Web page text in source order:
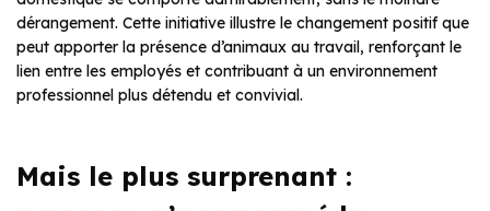
dérangement. Cette initiative illustre le changement positif que
peut apporter la présence d’animaux au travail, renforçant le
lien entre les employés et contribuant à un environnement
professionnel plus détendu et convivial.
Mais le plus surprenant :